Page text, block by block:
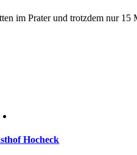
im Prater und trotzdem nur 15
Hocheck